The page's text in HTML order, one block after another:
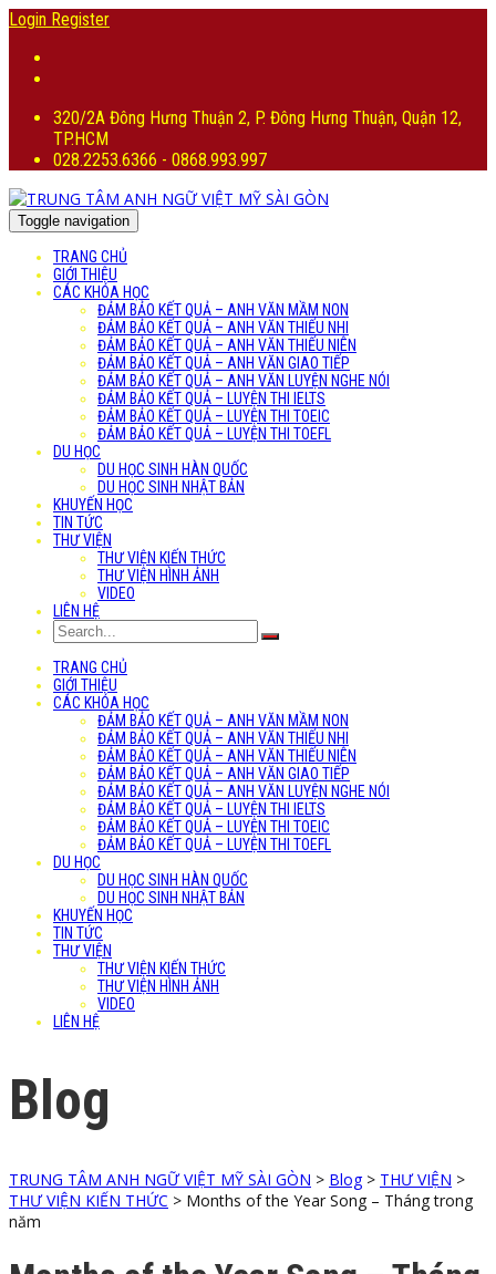
Login Register
320/2A Đông Hưng Thuận 2, P. Đông Hưng Thuận, Quận 12,
TP.HCM
028.2253.6366 - 0868.993.997
Toggle navigation
TRANG CHỦ
GIỚI THIỆU
CÁC KHÓA HỌC
ĐẢM BẢO KẾT QUẢ – ANH VĂN MẦM NON
ĐẢM BẢO KẾT QUẢ – ANH VĂN THIẾU NHI
ĐẢM BẢO KẾT QUẢ – ANH VĂN THIẾU NIÊN
ĐẢM BẢO KẾT QUẢ – ANH VĂN GIAO TIẾP
ĐẢM BẢO KẾT QUẢ – ANH VĂN LUYỆN NGHE NÓI
ĐẢM BẢO KẾT QUẢ – LUYỆN THI IELTS
ĐẢM BẢO KẾT QUẢ – LUYỆN THI TOEIC
ĐẢM BẢO KẾT QUẢ – LUYỆN THI TOEFL
DU HỌC
DU HỌC SINH HÀN QUỐC
DU HỌC SINH NHẬT BẢN
KHUYẾN HỌC
TIN TỨC
THƯ VIỆN
THƯ VIỆN KIẾN THỨC
THƯ VIỆN HÌNH ẢNH
VIDEO
LIÊN HỆ
TRANG CHỦ
GIỚI THIỆU
CÁC KHÓA HỌC
ĐẢM BẢO KẾT QUẢ – ANH VĂN MẦM NON
ĐẢM BẢO KẾT QUẢ – ANH VĂN THIẾU NHI
ĐẢM BẢO KẾT QUẢ – ANH VĂN THIẾU NIÊN
ĐẢM BẢO KẾT QUẢ – ANH VĂN GIAO TIẾP
ĐẢM BẢO KẾT QUẢ – ANH VĂN LUYỆN NGHE NÓI
ĐẢM BẢO KẾT QUẢ – LUYỆN THI IELTS
ĐẢM BẢO KẾT QUẢ – LUYỆN THI TOEIC
ĐẢM BẢO KẾT QUẢ – LUYỆN THI TOEFL
DU HỌC
DU HỌC SINH HÀN QUỐC
DU HỌC SINH NHẬT BẢN
KHUYẾN HỌC
TIN TỨC
THƯ VIỆN
THƯ VIỆN KIẾN THỨC
THƯ VIỆN HÌNH ẢNH
VIDEO
LIÊN HỆ
Blog
TRUNG TÂM ANH NGỮ VIỆT MỸ SÀI GÒN > Blog> THƯ VIỆN >
THƯ VIỆN KIẾN THỨC > Months of the Year Song – Tháng trong
năm